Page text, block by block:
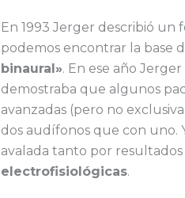
En 1993 Jerger describió
podemos encontrar la base
binaural». En ese año
demostraba que algunos
avanzadas (pero no
dos audífonos que con uno.
avalada tanto por resultados
electrofisiológicas.